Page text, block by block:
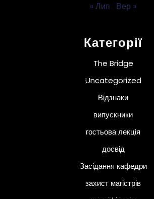
« Лип Вер »
Категорії
The Bridge
Uncategorized
Відзнаки
випускники
гостьова лекція
досвід
Засідання кафедри
захист магістрів